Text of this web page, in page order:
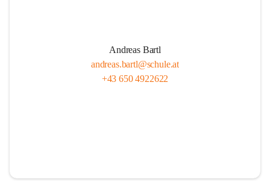
Andreas Bartl
andreas.bartl@schule.at
+43 650 4922622